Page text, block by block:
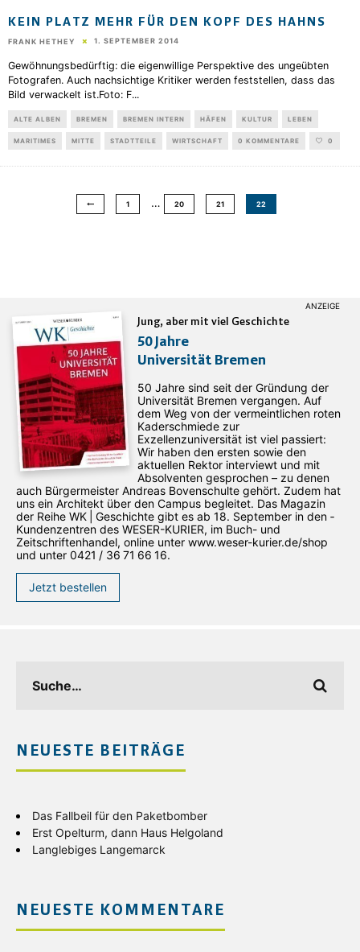
KEIN PLATZ MEHR FÜR DEN KOPF DES HAHNS
FRANK HETHEY 1. SEPTEMBER 2014
Gewöhnungsbedürftig: die eigenwillige Perspektive des ungeübten
Fotografen. Auch nachsichtige Kritiker werden feststellen, dass das
Bild verwackelt ist.Foto: F...
ALTE ALBEN BREMEN BREMEN INTERN HÄFEN KULTUR LEBEN
MARITIMES MITTE STADTTEILE WIRTSCHAFT 0 KOMMENTARE 0
1 … 20 21 22
Jung, aber mit viel Geschichte
50 Jahre
Universität Bremen
50 Jahre sind seit der Gründung der
Universität Bremen vergangen. Auf
dem Weg von der vermeintlichen roten
Kaderschmiede zur
Exzellenzuniversität ist viel passiert:
Wir haben den ersten sowie den
aktuellen Rektor interviewt und mit
Absolventen gesprochen – zu denen
auch Bürgermeister Andreas Bovenschulte gehört. Zudem hat
uns ein Architekt über den Campus begleitet. Das Magazin
der Reihe WK | Geschichte gibt es ab 18. September in den ­
Kundenzentren des WESER-­KURIER, im Buch- und
Zeitschriftenhandel, online unter www.weser-kurier.de/shop
und unter 0421 / 36 71 66 16.
Jetzt bestellen
NEUESTE BEITRÄGE
Das Fallbeil für den Paketbomber
Erst Opelturm, dann Haus Helgoland
Langlebiges Langemarck
NEUESTE KOMMENTARE